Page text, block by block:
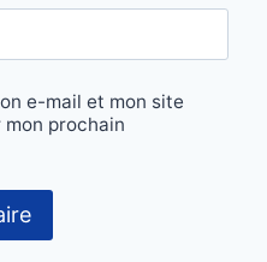
e-mail et mon site
prochain